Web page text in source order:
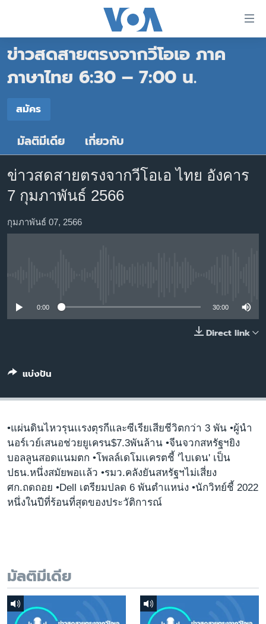
ต่อ
ไป
หลัก
หน้า
หลัก
ไป
การ
หน้าหลัก
โลก
เอเชีย
ไทย
ธุรกิจ
วิทยาศาสตร์
ไลฟ์สไตล์
ข่าวสดสายตรงจากวีโอเอ ภาค
ภาษาไทย 6:30 – 7:00 น.
สมัคร
Spotify
สมัคร
มัลติมีเดีย เกี่ยวกับ
ข่าวสดสายตรงจากวีโอเอ ไทย อังคาร
7 กุมภาพันธ์ 2566
กุมภาพันธ์ 07, 2566
0:00 30:00
Direct link
แบ่งปัน
•แผ่นดินไหวรุนเเรงตุรกีและซีเรียเสียชีวิตกว่า 3 พัน •ผู้นำ
นอร์เวย์เสนอช่วยยูเครน$7.3พันล้าน •จีนจวกสหรัฐฯยิง
บอลลูนสอดแนมตก •โพลล์เดโมเเครตชี้ 'ไบเดน' เป็น
ปธน.หนึ่งสมัยพอเเล้ว •รมว.คลังยันสหรัฐฯไม่เสี่ยง
ศก.ถดถอย •Dell เตรียมปลด 6 พันตำแหน่ง •นักวิทย์ชี้ 2022
หนึ่งในปีที่ร้อนที่สุดของประวัติการณ์
มัลติมีเดีย